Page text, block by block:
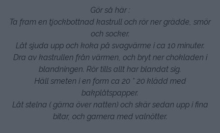
Gör så här :
Ta fram en tjockbottnad kastrull och rör ner grädde, smör
och socker.
Låt sjuda upp och koka på svagvärme i ca 10 minuter.
Dra av kastrullen från värmen, och bryt ner chokladen i
blandningen. Rör tills allt har blandat sig.
Häll smeten i en form ca 20 * 20 klädd med
bakplåtspapper.
Låt stelna ( gärna över natten) och skär sedan upp i fina
bitar, och garnera med valnötter.